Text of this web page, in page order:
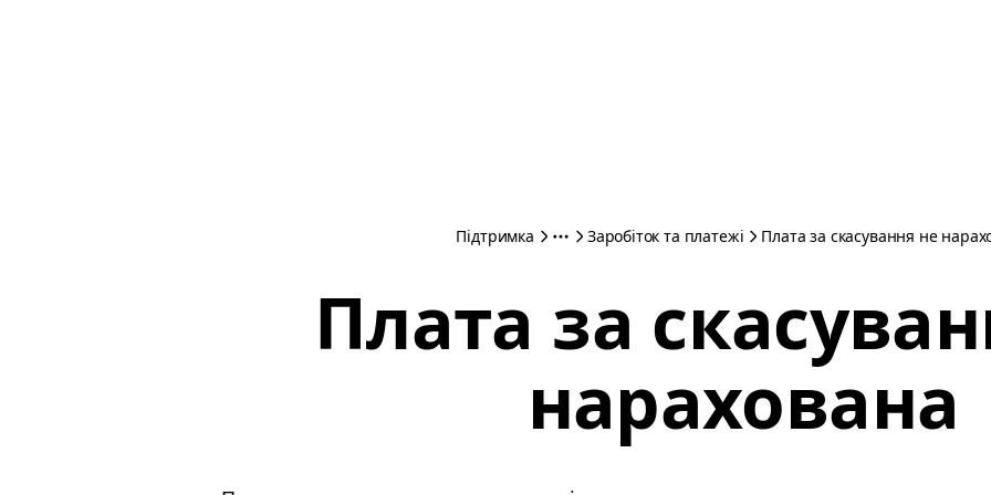
Підтримка Заробіток та платежі Плата за скасування не
Плата за
нарахована